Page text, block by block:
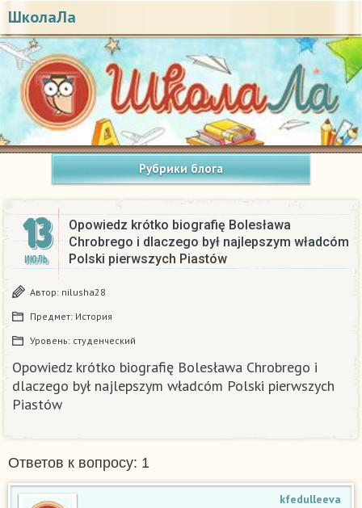
ШколаЛа
Рубрики блога
13
ИЮЛЬ
Opowiedz krótko biografię Bolesława
Chrobrego i dlaczego był najlepszym władcóm
Polski pierwszych Piastów​
Автор: nilusha28
Предмет: История
Уровень: студенческий
Opowiedz krótko biografię Bolesława Chrobrego i
dlaczego był najlepszym władcóm Polski pierwszych
Piastów​
Ответов к вопросу: 1
kfedulleeva